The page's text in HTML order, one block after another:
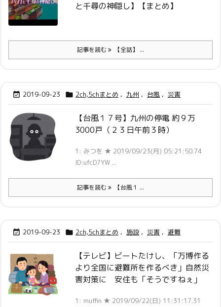
と千尋の神隠し】【まとめ】
記事を読む 【全話】 ...
 2019-09-23  2ch,5chまとめ , 九州 , 台風 , 災害
【台風１７号】九州の停電 約９万
3000戸（２３日午前３時）
1: みつを ★ 2019/09/23(月) 05:21:50.74
ID:ufcD7YW ...
記事を読む 【台風１ ...
 2019-09-23  2ch,5chまとめ , 施設 , 災害 , 避難
【テレビ】ビートたけし、「万博作る
より全国に避難所を作るべき」自然災
害対策に 安住も「そうですねぇ」
1: muffin ★ 2019/09/22(日) 11:31:17.31